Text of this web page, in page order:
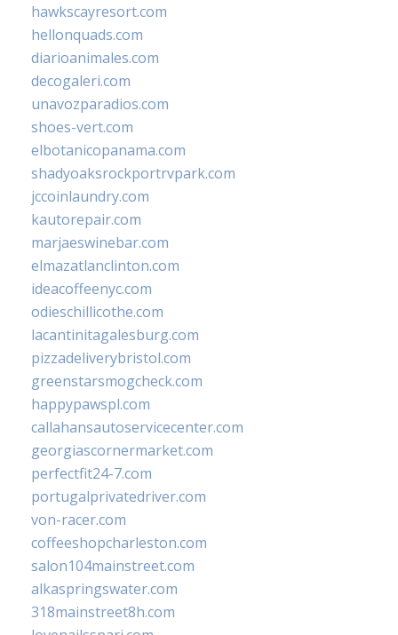
hawkscayresort.com
hellonquads.com
diarioanimales.com
decogaleri.com
unavozparadios.com
shoes-vert.com
elbotanicopanama.com
shadyoaksrockportrvpark.com
jccoinlaundry.com
kautorepair.com
marjaeswinebar.com
elmazatlanclinton.com
ideacoffeenyc.com
odieschillicothe.com
lacantinitagalesburg.com
pizzadeliverybristol.com
greenstarsmogcheck.com
happypawspl.com
callahansautoservicecenter.com
georgiascornermarket.com
perfectfit24-7.com
portugalprivatedriver.com
von-racer.com
coffeeshopcharleston.com
salon104mainstreet.com
alkaspringswater.com
318mainstreet8h.com